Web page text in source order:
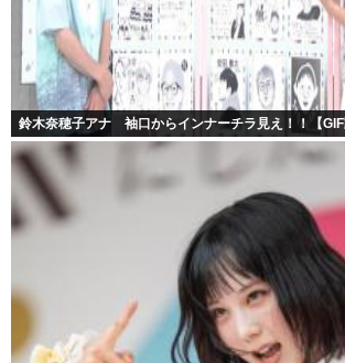
鈴木奈穂子アナ 袖口からインナーチラ見え！！【GIF